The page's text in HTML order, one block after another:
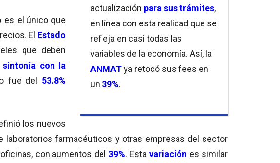
actualización para sus trámites,
en línea con esta realidad que se
refleja en casi todas las
variables de la economía. Así, la
ANMATya retocó sus fees en
un 39%.
es el único que
El Estado
que deben
sintonía con la
fue del 53.8%
los nuevos
laboratorios farmacéuticos y otras empresas del sector
con aumentos del 39%. Esta variación es similar